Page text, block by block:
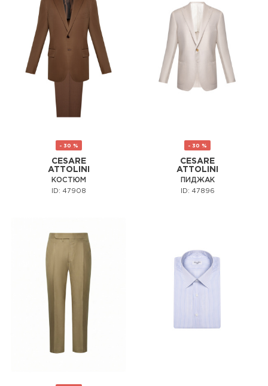
- 30 %
CESARE
ATTOLINI
КОСТЮМ
ID: 47908
- 30 %
CESARE
ATTOLINI
ПИДЖАК
ID: 47896